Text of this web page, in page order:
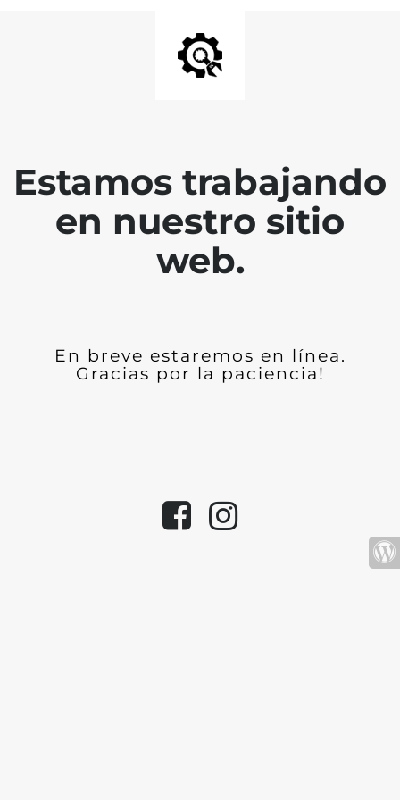
Estamos trabajando
en nuestro sitio
web.
En breve estaremos en línea.
Gracias por la paciencia!